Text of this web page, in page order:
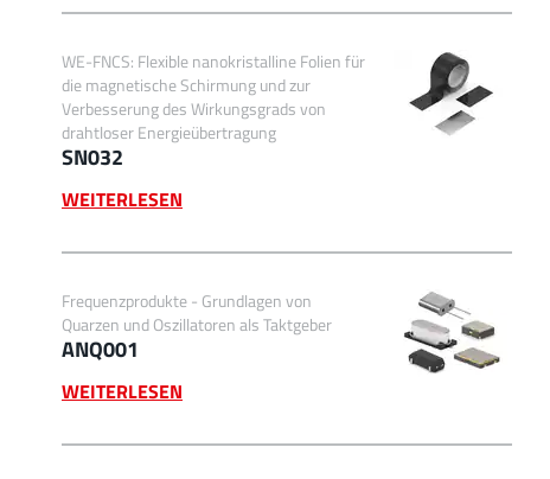
WE-FNCS: Flexible nanokristalline Folien für
die magnetische Schirmung und zur
Verbesserung des Wirkungsgrads von
drahtloser Energieübertragung
SN032
WEITERLESEN
Frequenzprodukte - Grundlagen von
Quarzen und Oszillatoren als Taktgeber
ANQ001
WEITERLESEN